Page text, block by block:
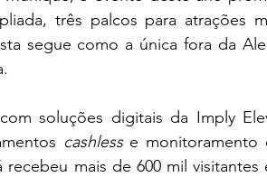
três palcos para atrações
segue como a única fora da
soluções digitais da Imply
cashless e monitoramento
mais de 600 mil